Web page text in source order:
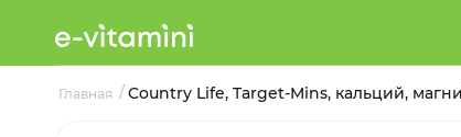
Главная /Country Life, Target-Mins, кальций,